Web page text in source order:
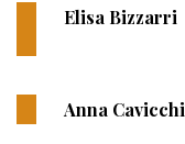
Elisa Bizzarri
Anna Cavicchi